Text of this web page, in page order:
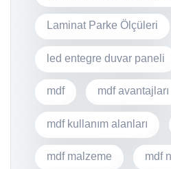
Laminat Parke Ölçüleri
led entegre duvar paneli
mdf mdf avantajları
mdf kullanım alanları
mdf malzeme mdf